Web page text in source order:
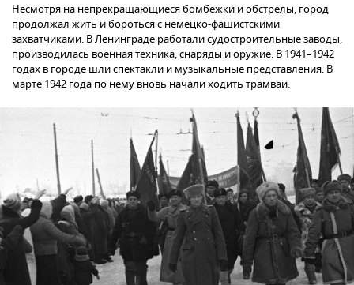
Несмотря на непрекращающиеся бомбежки и обстрелы, город
продолжал жить и бороться с немецко-фашистскими
захватчиками. В Ленинграде работали судостроительные заводы,
производилась военная техника, снаряды и оружие. В 1941–1942
годах в городе шли спектакли и музыкальные представления. В
марте 1942 года по нему вновь начали ходить трамваи.